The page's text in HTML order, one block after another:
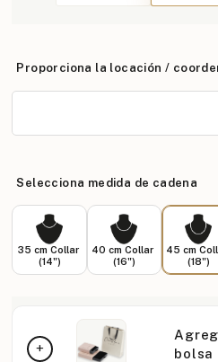
Proporciona la locación /
Selecciona medida de cadena
35 cm Collar
(14")
40 cm Collar
(16")
45 cm
(18")
bolsa